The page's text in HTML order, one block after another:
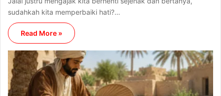
sudahkah kita memperbaiki hati?…
Read More »